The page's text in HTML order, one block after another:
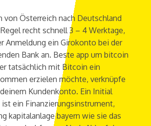
von Österreich nach Deutschland
recht schnell 3 – 4 Werktage,
Anmeldung ein Girokonto bei der
Bank an. Beste app um bitcoin
tatsächlich mit Bitcoin ein
erzielen möchte, verknüpfe
Kundenkonto. Ein Initial
ein Finanzierungsinstrument,
kapitalanlage bayern wie sie das